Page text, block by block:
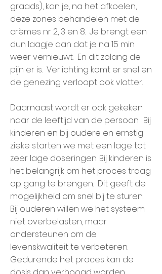
graads), kan je, na het afkoelen,
deze zones behandelen met de
crèmes nr 2, 3 en 8. Je brengt een
dun laagje aan dat je na 15 min
weer vernieuwt. En dit zolang de
pijn er is. Verlichting komt er snel en
de genezing verloopt ook vlotter.
Daarnaast wordt er ook gekeken
naar de leeftijd van de persoon. Bij
kinderen en bij oudere en ernstig
zieke starten we met een lage tot
zeer lage doseringen. Bij kinderen is
het belangrijk om het proces traag
op gang te brengen. Dit geeft de
mogelijkheid om snel bij te sturen.
Bij ouderen willen we het systeem
niet overbelasten, maar
ondersteunen om de
levenskwaliteit te verbeteren.
Gedurende het proces kan de